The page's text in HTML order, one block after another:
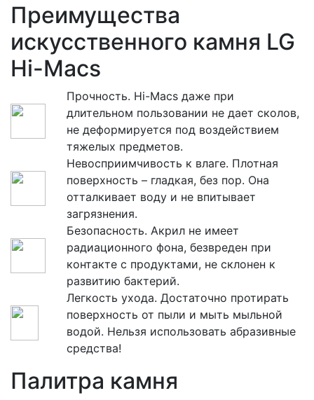
Преимущества
искусственного камня LG
Hi-Macs
Прочность. Hi-Macs даже при
длительном пользовании не дает сколов,
не деформируется под воздействием
тяжелых предметов.
Невосприимчивость к влаге. Плотная
поверхность – гладкая, без пор. Она
отталкивает воду и не впитывает
загрязнения.
Безопасность. Акрил не имеет
радиационного фона, безвреден при
контакте с продуктами, не склонен к
развитию бактерий.
Легкость ухода. Достаточно протирать
поверхность от пыли и мыть мыльной
водой. Нельзя использовать абразивные
средства!
Палитра камня